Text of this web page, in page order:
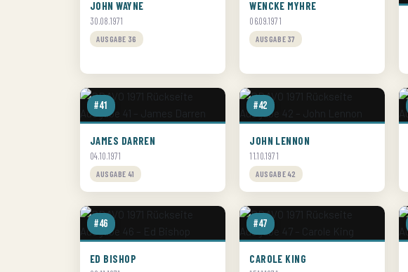
JOHN WAYNE
30.08.1971
AUSGABE 36
WENCKE MYHRE
06.09.1971
AUSGABE 37
#41
JAMES DARREN
04.10.1971
AUSGABE 41
#42
JOHN LENNON
11.10.1971
AUSGABE 42
#46
ED BISHOP
#47
CAROLE KING